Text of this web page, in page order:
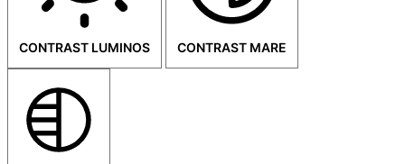
CONTRAST LUMINOS CONTRAST MARE